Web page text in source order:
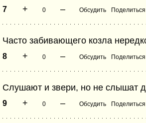
7 + 0 – Обсудить Поделиться
Часто забивающего козла
8 + 0 – Обсудить Поделиться
Слушают и звери, но не слышат
9 + 0 – Обсудить Поделиться